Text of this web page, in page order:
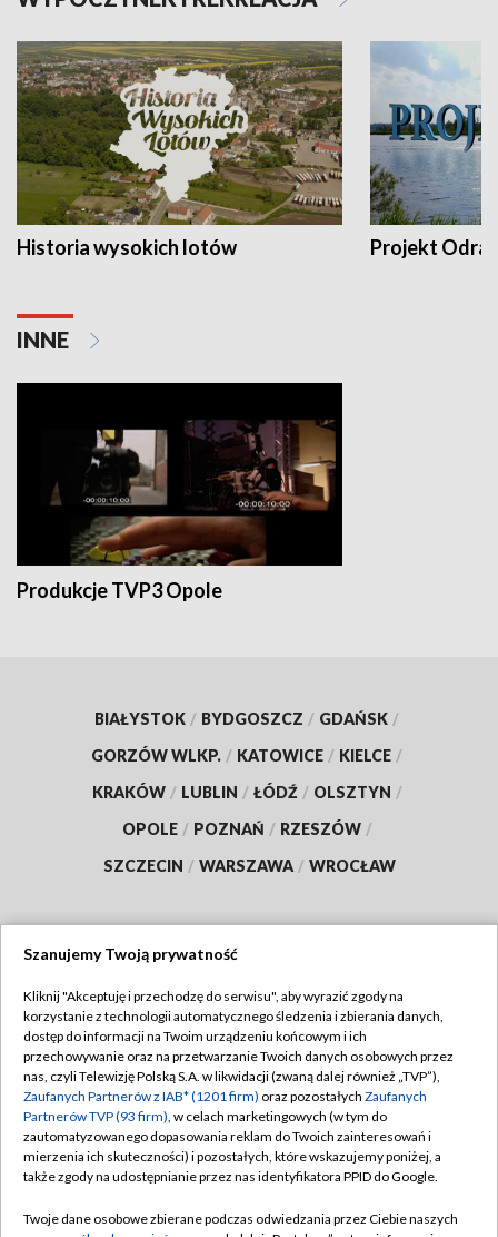
Historia wysokich lotów Projekt Odra
INNE
Produkcje TVP3 Opole
BIAŁYSTOK / BYDGOSZCZ / GDAŃSK /
GORZÓW WLKP. / KATOWICE / KIELCE /
KRAKÓW / LUBLIN / ŁÓDŹ / OLSZTYN /
OPOLE / POZNAŃ / RZESZÓW /
SZCZECIN / WARSZAWA / WROCŁAW
TVP
Abonament TVP
Emisja w TVP
Centrum informacji TVP
Naziemna Telewizja Cyfrowa
Regulamin TVP
Polityka prywatności
Moje zgody
Pomoc
Szanujemy Twoją prywatność
Kliknij "Akceptuję i przechodzę do serwisu", aby wyrazić zgody na
korzystanie z technologii automatycznego śledzenia i zbierania danych,
dostęp do informacji na Twoim urządzeniu końcowym i ich
przechowywanie oraz na przetwarzanie Twoich danych osobowych przez
nas, czyli Telewizję Polską S.A. w likwidacji (zwaną dalej również „TVP”),
Zaufanych Partnerów z IAB* (1201 firm) oraz pozostałych Zaufanych
Partnerów TVP (93 firm), w celach marketingowych (w tym do
zautomatyzowanego dopasowania reklam do Twoich zainteresowań i
mierzenia ich skuteczności) i pozostałych, które wskazujemy poniżej, a
także zgody na udostępnianie przez nas identyfikatora PPID do Google.
Twoje dane osobowe zbierane podczas odwiedzania przez Ciebie naszych